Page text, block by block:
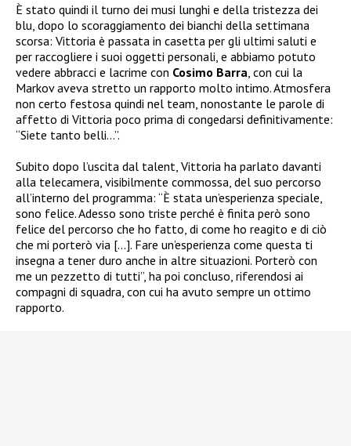
È stato quindi il turno dei musi lunghi e della tristezza dei
blu, dopo lo scoraggiamento dei bianchi della settimana
scorsa: Vittoria è passata in casetta per gli ultimi saluti e
per raccogliere i suoi oggetti personali, e abbiamo potuto
vedere abbracci e lacrime con Cosimo Barra , con cui la
Markov aveva stretto un rapporto molto intimo. Atmosfera
non certo festosa quindi nel team, nonostante le parole di
affetto di Vittoria poco prima di congedarsi definitivamente:
“Siete tanto belli…”.
Subito dopo l’uscita dal talent, Vittoria ha parlato davanti
alla telecamera, visibilmente commossa, del suo percorso
all’interno del programma: “È stata un’esperienza speciale,
sono felice. Adesso sono triste perché è finita però sono
felice del percorso che ho fatto, di come ho reagito e di ciò
che mi porterò via […]. Fare un’esperienza come questa ti
insegna a tener duro anche in altre situazioni. Porterò con
me un pezzetto di tutti”, ha poi concluso, riferendosi ai
compagni di squadra, con cui ha avuto sempre un ottimo
rapporto.